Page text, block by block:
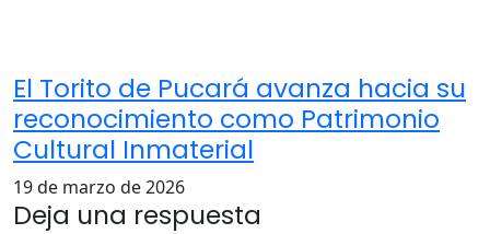
El Torito de Pucará avanza hacia su
reconocimiento como Patrimonio
Cultural Inmaterial
19 de marzo de 2026
Deja una respuesta